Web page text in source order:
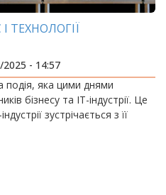
ТЕХНОЛОГІЇ
- 14:57
яка цими днями
бізнесу та ІТ-індустрії. Це
зустрічається з її